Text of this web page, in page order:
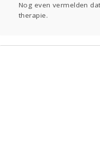
Nog even vermelden
therapie.